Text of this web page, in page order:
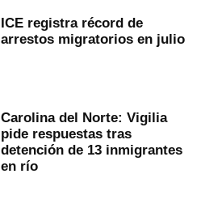
ICE registra récord de
arrestos migratorios en julio
Carolina del Norte: Vigilia
pide respuestas tras
detención de 13 inmigrantes
en río